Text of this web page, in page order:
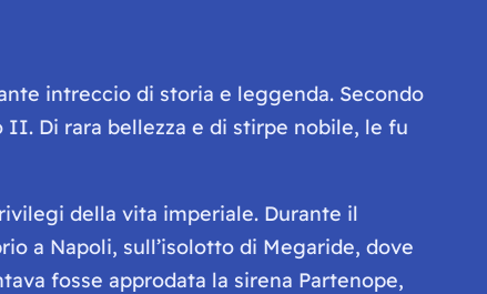
intreccio di storia e leggenda. Secondo
II. Di rara bellezza e di stirpe nobile, le fu
della vita imperiale. Durante il
a Napoli, sull’isolotto di Megaride, dove
fosse approdata la sirena Partenope,